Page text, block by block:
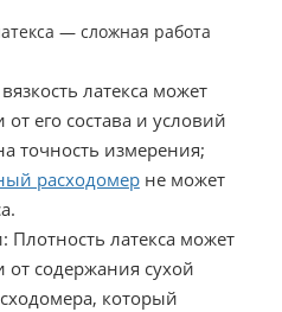
— сложная работа
латекса может
его состава и условий
точность измерения;
расходомерне может
Плотность латекса может
от содержания сухой
который